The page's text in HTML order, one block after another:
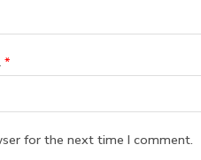
*
for the next time I comment.